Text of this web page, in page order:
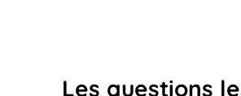
Les questions